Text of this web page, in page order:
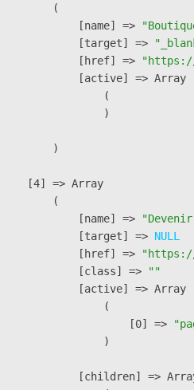
        (
            [name] =>
            [target] =>
            [href] =>
"https://
            [active] => Array
                (
                )
        )
    [4] => Array
        (
            [name] =>
"Devenir
            [target] =>
NULL
            [href] =>
"https://
            [class] =>
""
            [active] => Array
                (
                    [0] =>
                )
[children] =>